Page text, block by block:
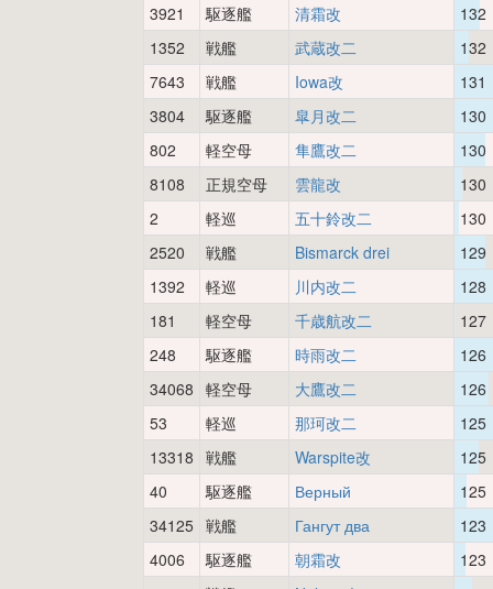
3921
駆逐艦 清霜改
132
1352
戦艦 武蔵改二
132
7643
戦艦 Iowa改
131
3804
駆逐艦 皐月改二
130
802
軽空母 隼鷹改二
130
8108
正規空母 雲龍改
130
2
軽巡 五十鈴改二
130
2520
戦艦 Bismarck drei
129
1392
軽巡 川内改二
128
181
軽空母 千歳航改二
127
248
駆逐艦 時雨改二
126
34068 軽空母 大鷹改二
126
53
軽巡 那珂改二
125
13318 戦艦 Warspite改
125
40
駆逐艦 Верный
125
34125 戦艦 Гангут два
123
4006
駆逐艦 朝霜改
123